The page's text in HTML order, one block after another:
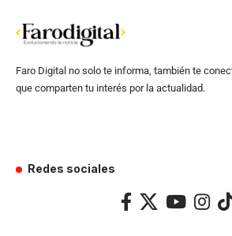
Faro Digital no solo te informa, también te
que comparten tu interés por la actualidad.
Redes sociales